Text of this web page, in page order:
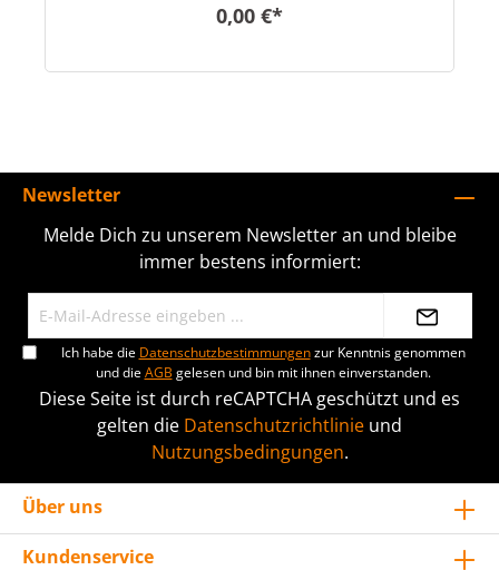
0,00 €*
Newsletter
Melde Dich zu unserem Newsletter an und bleibe
immer bestens informiert:
Ich habe die Datenschutzbestimmungenzur Kenntnis genommen
und dieAGB gelesen und bin mit ihnen einverstanden.
Diese Seite ist durch reCAPTCHA geschützt und es
gelten die Datenschutzrichtlinie und
Nutzungsbedingungen.
Über uns
Kundenservice